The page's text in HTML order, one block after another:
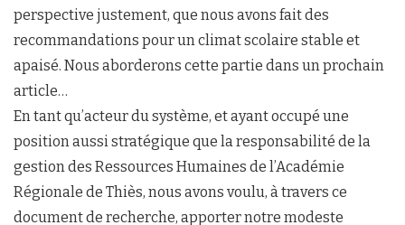
perspective justement, que nous avons fait des
recommandations pour un climat scolaire stable et
apaisé. Nous aborderons cette partie dans un prochain
article…
En tant qu’acteur du système, et ayant occupé une
position aussi stratégique que la responsabilité de la
gestion des Ressources Humaines de l’Académie
Régionale de Thiès, nous avons voulu, à travers ce
document de recherche, apporter notre modeste